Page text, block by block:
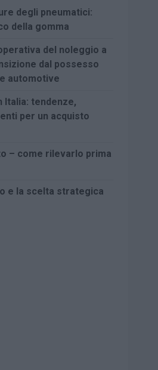
degli pneumatici:
della gomma
del noleggio a
dal possesso
automotive
Italia: tendenze,
per un acquisto
– come rilevarlo prima
e la scelta strategica